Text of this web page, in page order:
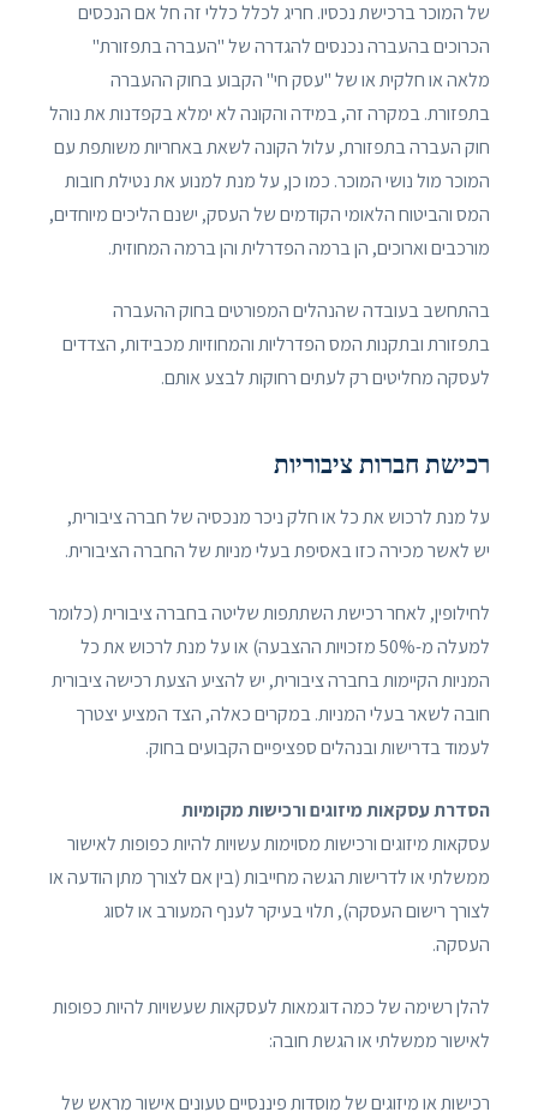
של המוכר ברכישת נכסיו. חריג לכלל כללי זה חל אם הנכסים
הכרוכים בהעברה נכנסים להגדרה של "העברה בתפזורת"
מלאה או חלקית או של "עסק חי" הקבוע בחוק ההעברה
בתפזורת. במקרה זה, במידה והקונה לא ימלא בקפדנות את נוהל
חוק העברה בתפזורת, עלול הקונה לשאת באחריות משותפת עם
המוכר מול נושי המוכר. כמו כן, על מנת למנוע את נטילת חובות
המס והביטוח הלאומי הקודמים של העסק, ישנם הליכים מיוחדים,
מורכבים וארוכים, הן ברמה הפדרלית והן ברמה המחוזית.
בהתחשב בעובדה שהנהלים המפורטים בחוק ההעברה
בתפזורת ובתקנות המס הפדרליות והמחוזיות מכבידות, הצדדים
לעסקה מחליטים רק לעתים רחוקות לבצע אותם.
רכישת חברות ציבוריות
על מנת לרכוש את כל או חלק ניכר מנכסיה של חברה ציבורית,
יש לאשר מכירה כזו באסיפת בעלי מניות של החברה הציבורית.
לחילופין, לאחר רכישת השתתפות שליטה בחברה ציבורית (כלומר
למעלה מ-50% מזכויות ההצבעה) או על מנת לרכוש את כל
המניות הקיימות בחברה ציבורית, יש להציע הצעת רכישה ציבורית
חובה לשאר בעלי המניות. במקרים כאלה, הצד המציע יצטרך
לעמוד בדרישות ובנהלים ספציפיים הקבועים בחוק.
הסדרת עסקאות מיזוגים ורכישות מקומיות
עסקאות מיזוגים ורכישות מסוימות עשויות להיות כפופות לאישור
ממשלתי או לדרישות הגשה מחייבות (בין אם לצורך מתן הודעה או
לצורך רישום העסקה), תלוי בעיקר לענף המעורב או לסוג
העסקה.
להלן רשימה של כמה דוגמאות לעסקאות שעשויות להיות כפופות
לאישור ממשלתי או הגשת חובה:
רכישות או מיזוגים של מוסדות פיננסיים טעונים אישור מראש של